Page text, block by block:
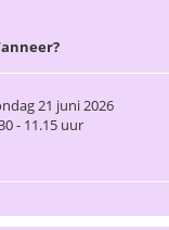
21 juni 2026
- 11.15 uur